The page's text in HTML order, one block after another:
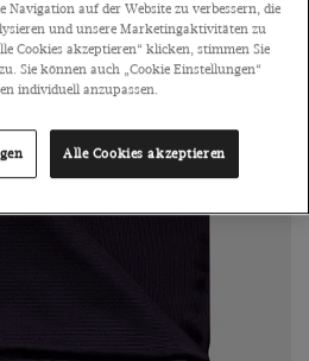
Navigation auf der Website zu verbessern, die
und unsere Marketingaktivitäten zu
Cookies akzeptieren“ klicken, stimmen Sie
Sie können auch „Cookie Einstellungen“
individuell anzupassen.
Alle Cookies akzeptieren